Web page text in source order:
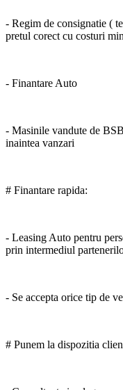
- Regim de consignatie (
pretul corect cu costuri
- Finantare Auto
- Masinile vandute de
inaintea vanzari
# Finantare rapida:
- Leasing Auto pentru
prin intermediul
- Se accepta orice tip de
# Punem la dispozitia